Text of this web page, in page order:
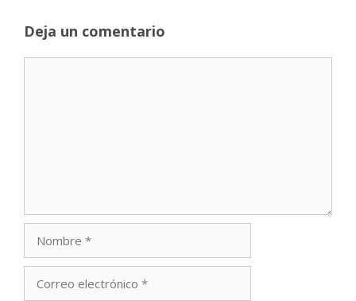
Deja un comentario
electrónico